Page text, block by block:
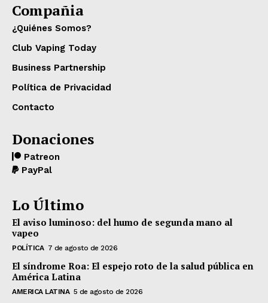
Compañia
¿Quiénes Somos?
Club Vaping Today
Business Partnership
Política de Privacidad
Contacto
Donaciones
Patreon
PayPal
Lo Último
El aviso luminoso: del humo de segunda mano al
vapeo
POLÍTICA 7 de agosto de 2026
El síndrome Roa: El espejo roto de la salud pública en
América Latina
AMERICA LATINA 5 de agosto de 2026